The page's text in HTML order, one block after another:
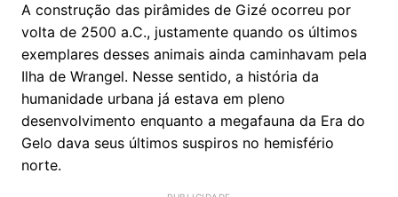
A construção das pirâmides de Gizé ocorreu por
volta de 2500 a.C., justamente quando os últimos
exemplares desses animais ainda caminhavam pela
Ilha de Wrangel. Nesse sentido, a história da
humanidade urbana já estava em pleno
desenvolvimento enquanto a megafauna da Era do
Gelo dava seus últimos suspiros no hemisfério
norte.